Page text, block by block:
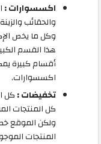
اكسسوارات :
والحقائب
وكل ما يخص
هذا القسم
أقسام كبيرة
اكسسوارات.
تخفيضات : كل
كل المنتجات
ولكن الموقع
المنتجات